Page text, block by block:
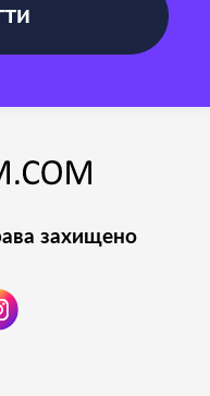
захищено